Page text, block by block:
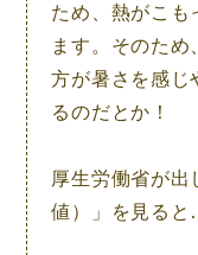
ため、 熱がこも
ます。そのため
方が暑さを感じ
るのだとか！
厚生労働省が出
値）」を見る